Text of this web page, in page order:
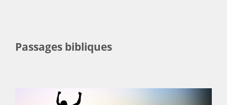
Passages bibliques